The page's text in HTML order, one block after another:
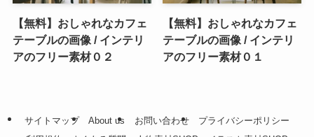
【無料】おしゃれなカフェ
テーブルの画像 / インテリ
アのフリー素材０２
【無料】おしゃれなカフェ
テーブルの画像 / インテリ
アのフリー素材０１
サイトマップ About us お問い合わせ
プライバシーポリシー